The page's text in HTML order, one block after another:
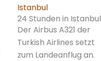
24 Stunden in Istanbul
Der Airbus A321 der
Turkish Airlines setzt
zum Landeanflug an.